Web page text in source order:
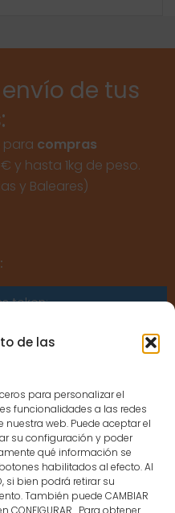
de las
para personalizar el
funcionalidades a las redes
web. Puede aceptar el
su configuración y poder
qué información se
habilitados al efecto. Al
si bien podrá retirar su
También puede CAMBIAR
Para obtener
de tus
para compras
y hasta 1kg de peso.
y Baleares)
token:
not allowed
a confirmed